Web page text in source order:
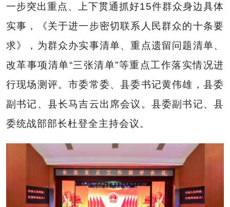
一步突出重点 、
上下贯通抓好15件群众身边具体
实事，《关于进一步密切联系人民群众的十条要
求》，为群众办实事清单、重点遗留问题清单、
改革事项清单“三张清单”等重点工作落实情况进
行现场测评。市委常委、县委书记黄伟雄，县委
副书记、县长马吉云出席会议。县委副书记、县
委统战部部长杜登全主持会议。